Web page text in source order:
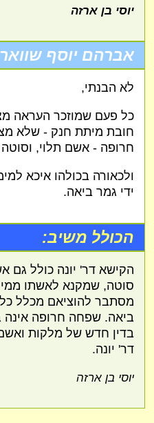
יוסי בן ארזה
אברהם יוסף
לא הבנתי,
כל פעם שמוזכר העראה
חובת מיתת חנק - שלא
חרופה - אשם תלוי,
ולכאורה בכולהו איכא
ידי גמר ביאה.
הכולל משיב:
הקישא דר' יונה כולל גם
סוטה, שמקנא לאשתו ממי
מסתבר להוציאם מכלל
ביאה. שפחה חרופה אינה
בדין חדש של מלקות
דר' יונה.
יוסי בן ארזה